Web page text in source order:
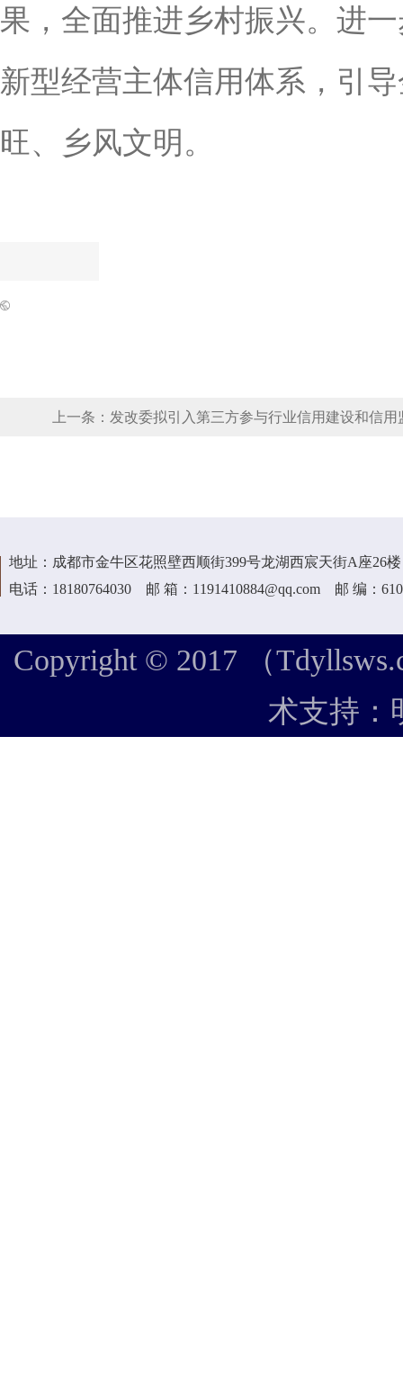
果，全面推进乡村振兴。进
新型经营主体信用体系，引
旺、乡风文明。
上一条： 发改委拟引入第三方参与行业信用建设和信用
地址：成都市金牛区花照壁西顺街399号龙湖西宸天街A座26楼
电话：18180764030 邮 箱：1191410884@qq.com 邮 编：
Copyright © 2017 （
术支持：